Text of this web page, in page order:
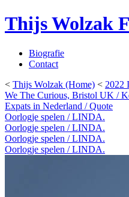
Thijs Wolzak
Biografie
Contact
< Thijs Wolzak (Home) < 2022
We The Curious, Bristol UK /
Expats in Nederland / Quote
Oorlogje spelen / LINDA.
Oorlogje spelen / LINDA.
Oorlogje spelen / LINDA.
Oorlogje spelen / LINDA.